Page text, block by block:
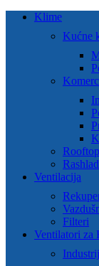
Klime
Kućne
Ventilacija
Filteri
Ventilatori za